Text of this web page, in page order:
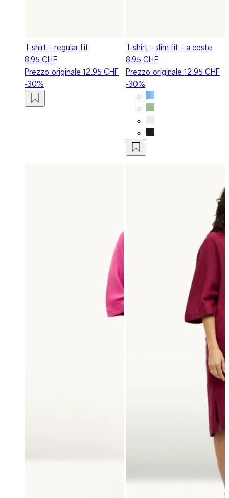
T-shirt - regular fit
8.95 CHF
Prezzo originale12.95 CHF
-30%
T-shirt - slim fit - a coste
8.95 CHF
Prezzo originale12.95 CHF
-30%